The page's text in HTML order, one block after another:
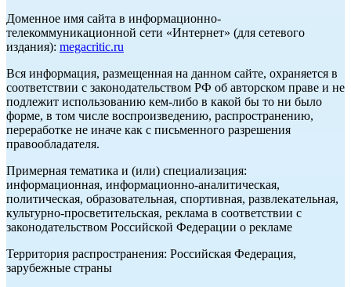
Доменное имя сайта в информационно-
телекоммуникационной сети «Интернет» (для сетевого
издания): megacritic.ru
Вся информация, размещенная на данном сайте, охраняется в
соответствии с законодательством РФ об авторском праве и не
подлежит использованию кем-либо в какой бы то ни было
форме, в том числе воспроизведению, распространению,
переработке не иначе как с письменного разрешения
правообладателя.
Примерная тематика и (или) специализация:
информационная, информационно-аналитическая,
политическая, образовательная, спортивная, развлекательная,
культурно-просветительская, реклама в соответствии с
законодательством Российской Федерации о рекламе
Территория распространения: Российская Федерация,
зарубежные страны